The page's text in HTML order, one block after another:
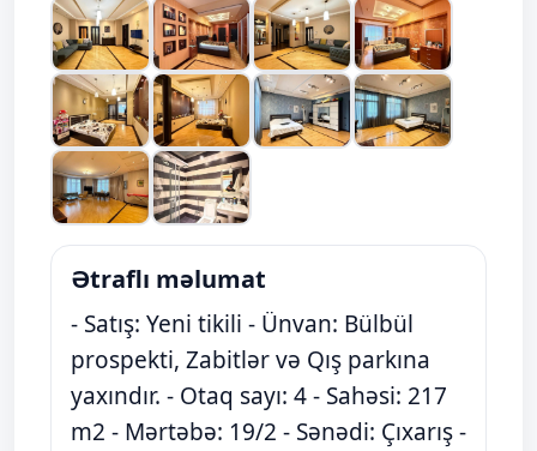
Ətraflı məlumat
- Satış: Yeni tikili - Ünvan: Bülbül
prospekti, Zabitlər və Qış parkına
yaxındır. - Otaq sayı: 4 - Sahəsi: 217
m2 - Mərtəbə: 19/2 - Sənədi: Çıxarış -